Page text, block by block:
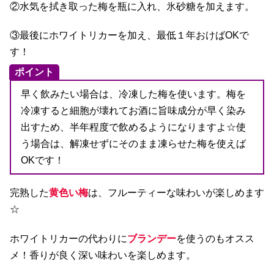
②水気を拭き取った梅を瓶に入れ、氷砂糖を加えます。
③最後にホワイトリカーを加え、最低１年おけばOKで
す！
ポイント
早く飲みたい場合は、冷凍した梅を使います。梅を
冷凍すると細胞が壊れてお酒に旨味成分が早く染み
出すため、半年程度で飲めるようになりますよ☆使
う場合は、解凍せずにそのまま凍らせた梅を使えば
OKです！
完熟した黄色い梅は、フルーティーな味わいが楽しめます
☆
ホワイトリカーの代わりにブランデーを使うのもオスス
メ！香りが良く深い味わいを楽しめます。